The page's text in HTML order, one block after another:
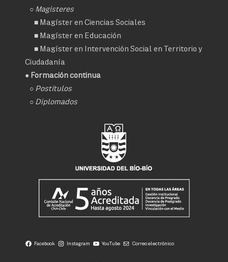
○ Magisteres
■ Magíster en Ciencias Sociales
■ Magíster en Educación
■ Magíster en Intervención Social en Territorio y
Ciudadanía
● Formación continua
○ Postítulos
○ Diplomados
Facebook Instagram YouTube Correo electrónico